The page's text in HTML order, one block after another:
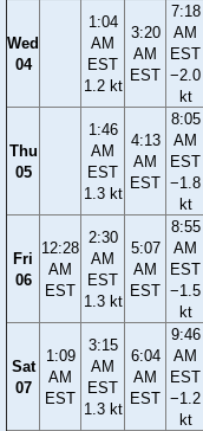
Wed
04
1:04
AM
EST
1.2 kt
3:20
AM
EST
7:18
AM
EST
−2.0
kt
Thu
05
1:46
AM
EST
1.3 kt
4:13
AM
EST
8:05
AM
EST
−1.8
kt
Fri
06
12:28
AM
EST
2:30
AM
EST
1.3 kt
5:07
AM
EST
8:55
AM
EST
−1.5
kt
Sat
07
1:09
AM
EST
3:15
AM
EST
1.3 kt
6:04
AM
EST
9:46
AM
EST
−1.2
kt